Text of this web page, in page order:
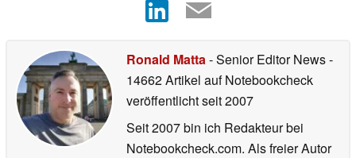
Ronald Matta- Senior Editor News-
14662 Artikel auf Notebookcheck
veröffentlichtseit 2007
Seit 2007 bin ich Redakteur bei
Notebookcheck.com. Als freier Autor